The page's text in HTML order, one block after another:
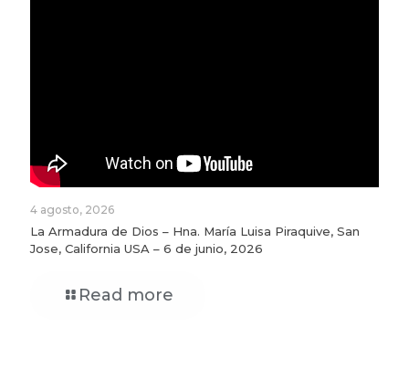
4 agosto, 2026
La Armadura de Dios – Hna. María Luisa Piraquive, San
Jose, California USA – 6 de junio, 2026
Read more